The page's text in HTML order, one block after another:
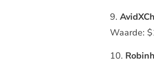
Waarde: